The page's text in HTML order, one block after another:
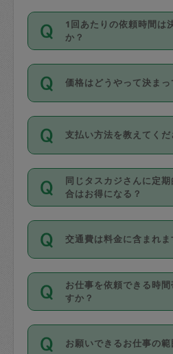
1回あたりの依頼時間は
か？
依頼1回につき3時間
超えて依頼したい場合
利用ください。機能を
の上事前申請すること
お、3時間を下回って
いません。
価格はどうやって決まっ
11種類の価格帯の中
身が価格を選んで設定
タスカジさんの価格設
があり、レビュー件数
値、などで除々に設定
がっていく仕組みにな
支払い方法を教えてくだ
お支払方法はクレジ
Master／JCB／
Diners Club）のみと
を行う際にご入力くだ
ル登録時にはご入力い
丈夫です。
デビットカード・プリ
リカ、au WALLETな
銀行振込や現金払いも
同じタスカジさんに定
合はお得になる？
依頼には「スポット」
隔週）」があり、「定
ポット」よりお得な料
す。
定期の最低利用回数は
りに、一定数を超えた
交通費は料金に含まれま
交通費は依頼料金とは
料金のご請求と合わせ
ます。交通費の金額は
お仕事を依頼できる時
すか？
時間帯は3種類ありま
たり３時間です。
お願いできるお仕事の範